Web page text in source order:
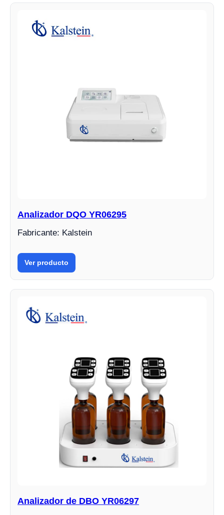
Analizador DQO YR06295
Fabricante: Kalstein
Ver producto
Analizador de DBO YR06297